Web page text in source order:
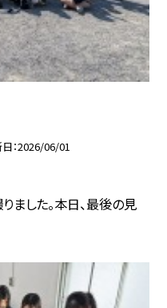
2026/06/01
した。本日、最後の見